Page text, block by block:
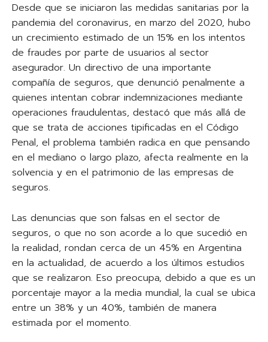
Desde que se iniciaron las medidas sanitarias por la
pandemia del coronavirus, en marzo del 2020, hubo
un crecimiento estimado de un 15% en los intentos
de fraudes por parte de usuarios al sector
asegurador. Un directivo de una importante
compañía de seguros, que denunció penalmente a
quienes intentan cobrar indemnizaciones mediante
operaciones fraudulentas, destacó que más allá de
que se trata de acciones tipificadas en el Código
Penal, el problema también radica en que pensando
en el mediano o largo plazo, afecta realmente en la
solvencia y en el patrimonio de las empresas de
seguros.
Las denuncias que son falsas en el sector de
seguros, o que no son acorde a lo que sucedió en
la realidad, rondan cerca de un 45% en Argentina
en la actualidad, de acuerdo a los últimos estudios
que se realizaron. Eso preocupa, debido a que es un
porcentaje mayor a la media mundial, la cual se ubica
entre un 38% y un 40%, también de manera
estimada por el momento.